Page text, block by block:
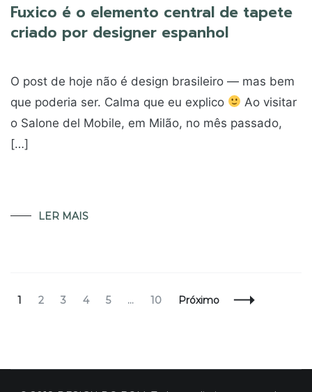
Fuxico é o elemento central de tapete
criado por designer espanhol
O post de hoje não é design brasileiro — mas bem
que poderia ser. Calma que eu explico
Ao visitar
o Salone del Mobile, em Milão, no mês passado,
[…]
LER MAIS
Navegação
Página
1 Página
2 Página
3 Página
4 Página
5 … Página
10 Próximo